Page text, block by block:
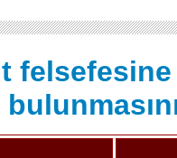
felsefesine